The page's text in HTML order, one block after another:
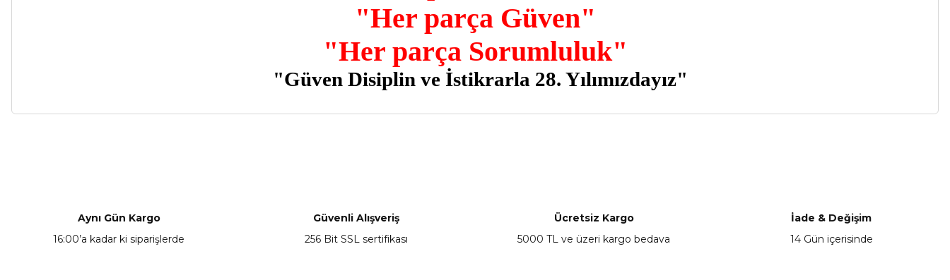
"Her parça Güven"
"Her parça Sorumluluk"
"Güven Disiplin ve İstikrarla 28. Yılımızdayız"
Ürün açıklamasında eksik bilgiler bulunuyor.
Ürün bilgilerinde hatalar bulunuyor.
Aynı Gün Kargo
16:00’a kadar ki siparişlerde
Güvenli Alışveriş
256 Bit SSL sertifikası
Ücretsiz Kargo
5000 TL ve üzeri kargo bedava
İade & Değişim
14 Gün içerisinde